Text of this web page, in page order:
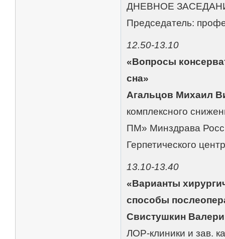
ДНЕВНОЕ
Председатель:
12.50-13.10
«Вопросы
сна»
Агальцов Михаил
комплексного
ПМ» Минздрава
Герпетического
13.10-13.40
«Варианты
способы
Свистушкин
ЛОР-клиники и зав.